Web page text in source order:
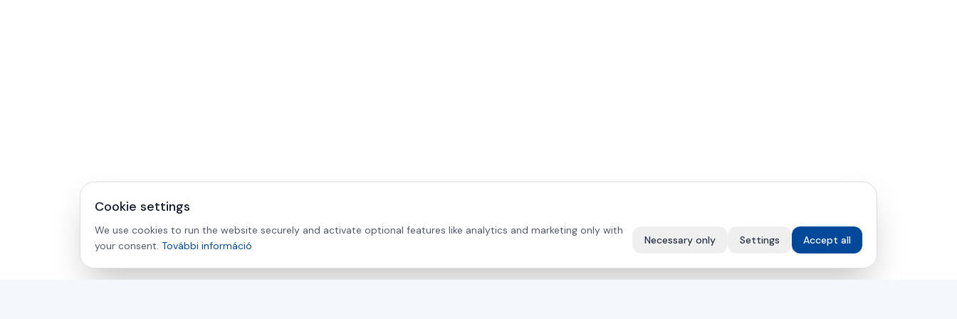
Cookie settings
We use cookies to run the website securely and activate optional features like analytics and marketing only with
your consent. További információ Necessary only Settings Accept all